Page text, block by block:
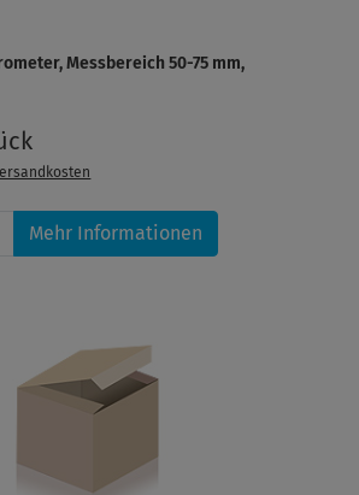
Messbereich 50-75 mm,
Mehr Informationen